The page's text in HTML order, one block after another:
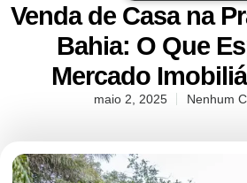
Venda de Casa na
Bahia: O Que
Mercado
maio 2, 2025 Nenhum